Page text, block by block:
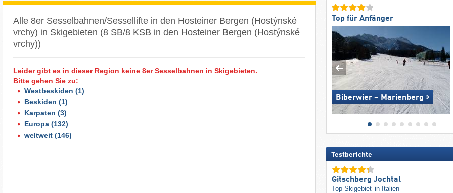
Alle 8er Sesselbahnen/Sessellifte in den Hosteiner Bergen (Hostýnské
vrchy) in Skigebieten (8 SB/8 KSB in den Hosteiner Bergen (Hostýnské
vrchy))
Leider gibt es in dieser Region keine 8er Sesselbahnen in Skigebieten.
Bitte gehen Sie zu:
Westbeskiden (1)
Beskiden (1)
Karpaten (3)
Europa (132)
weltweit (146)
Top für Anfänger
Biberwier – Marienberg
Testberichte
Gitschberg Jochtal
Top-Skigebiet in Italien